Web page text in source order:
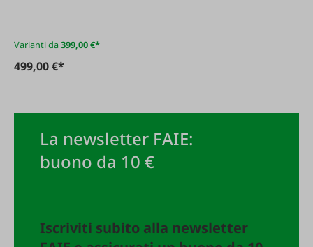
Varianti da399,00 €*
499,00 €*
La newsletter FAIE:
buono da 10 €
Iscriviti subito alla newsletter